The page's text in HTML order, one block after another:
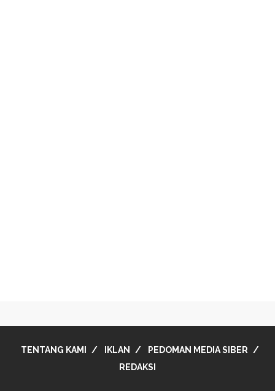
TENTANG KAMI IKLAN
PEDOMAN MEDIA SIBER
REDAKSI